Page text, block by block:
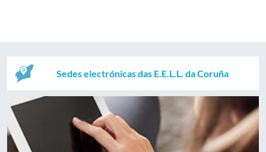
Sedes electrónicas das E.E.L.L. da Coruña